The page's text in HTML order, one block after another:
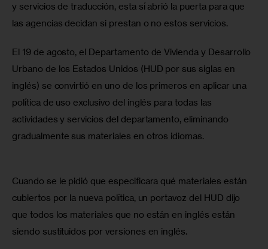
y servicios de traducción, esta sí abrió la puerta para que
las agencias decidan si prestan o no estos servicios.
El 19 de agosto, el Departamento de Vivienda y Desarrollo
Urbano de los Estados Unidos (HUD por sus siglas en
inglés) se convirtió en uno de los primeros en aplicar una
política de uso exclusivo del inglés para todas las
actividades y servicios del departamento, eliminando
gradualmente sus materiales en otros idiomas.
Cuando se le pidió que especificara qué materiales están
cubiertos por la nueva política, un portavoz del HUD dijo
que todos los materiales que no están en inglés están
siendo sustituidos por versiones en inglés.